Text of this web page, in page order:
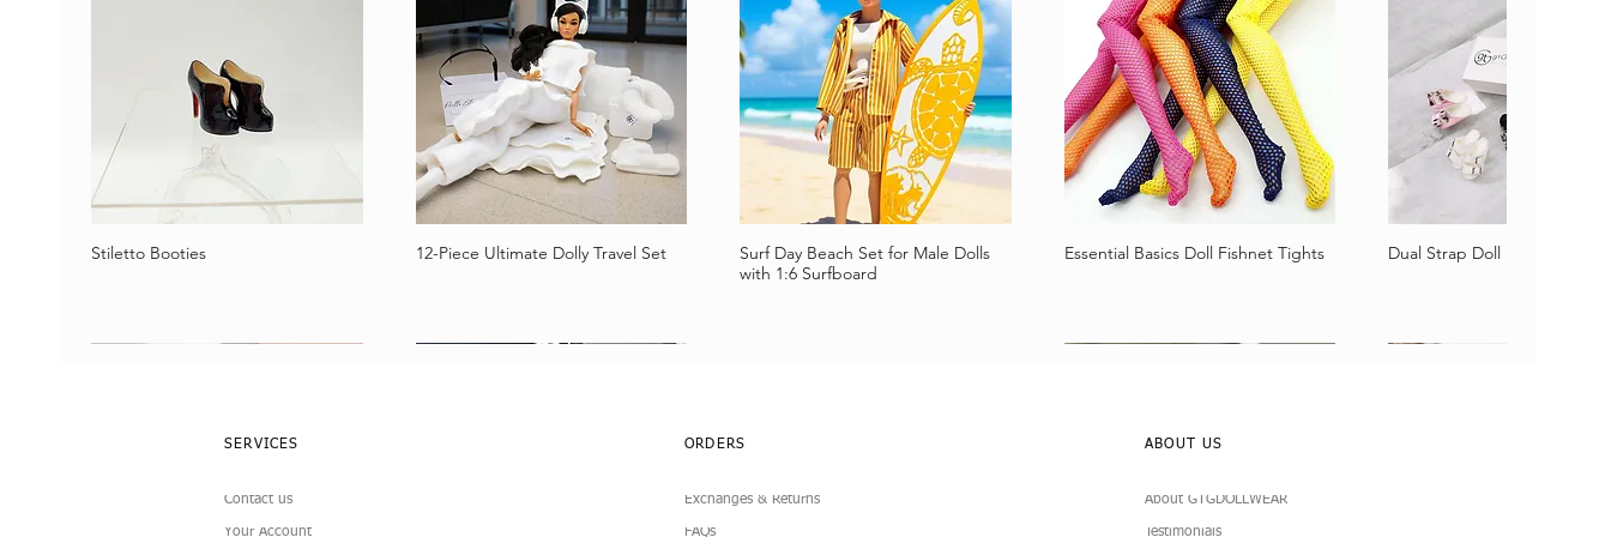
Vista rápida
Stiletto Booties Vista rápida
12-Piece Ultimate Dolly Travel Set Vista rápida
Surf Day Beach Set for Male Dolls
with 1:6 Surfboard
Vista rápida
Essential Basics Doll Fishnet Tights Vista rápida
Dual Strap Doll Sandals
SERVICES
Contact us
Your Account
ORDERS
Exchanges & Returns
FAQs
ABOUT US
About GTGDOLLWEAR
Testimonials